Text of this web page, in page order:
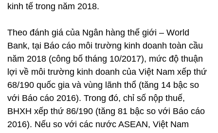
kinh tế trong năm 2018.
Theo đánh giá của Ngân hàng thế giới – World
Bank, tại Báo cáo môi trường kinh doanh toàn cầu
năm 2018 (công bố tháng 10/2017), mức độ thuận
lợi về môi trường kinh doanh của Việt Nam xếp thứ
68/190 quốc gia và vùng lãnh thổ (tăng 14 bậc so
với Báo cáo 2016). Trong đó, chỉ số nộp thuế,
BHXH xếp thứ 86/190 (tăng 81 bậc so với Báo cáo
2016). Nếu so với các nước ASEAN, Việt Nam